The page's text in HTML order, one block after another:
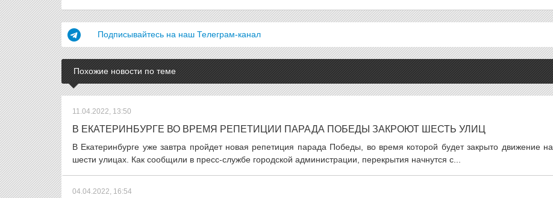
Подписывайтесь на наш Телеграм-канал
Похожие новости по теме
11.04.2022, 13:50
В ЕКАТЕРИНБУРГЕ ВО ВРЕМЯ РЕПЕТИЦИИ ПАРАДА ПОБЕДЫ ЗАКРОЮТ ШЕСТЬ УЛИЦ
В Екатеринбурге уже завтра пройдет новая репетиция парада Победы, во время которой будет закрыто движение на
шести улицах. Как сообщили в пресс-службе городской администрации, перекрытия начнутся с...
04.04.2022, 16:54